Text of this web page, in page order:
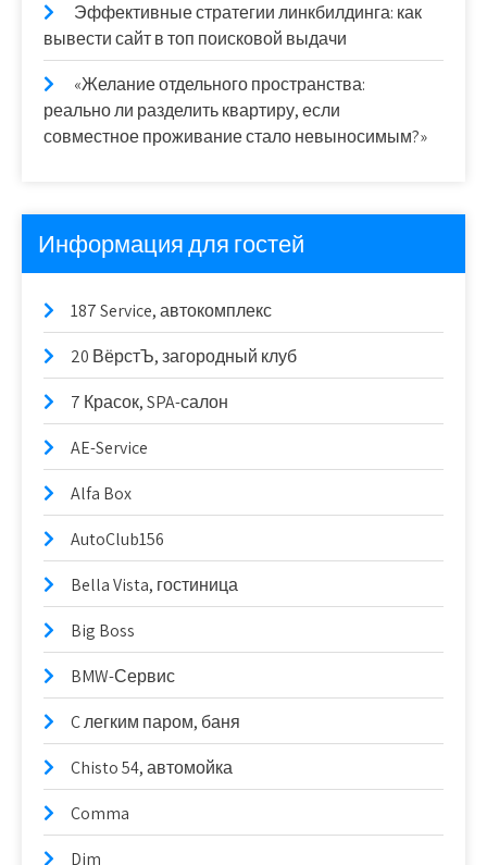
Эффективные стратегии линкбилдинга: как
вывести сайт в топ поисковой выдачи
«Желание отдельного пространства:
реально ли разделить квартиру, если
совместное проживание стало невыносимым?»
Информация для гостей
187 Service, автокомплекс
20 ВёрстЪ, загородный клуб
7 Красок, SPA-салон
AE-Service
Alfa Box
AutoClub156
Bella Vista, гостиница
Big Boss
BMW-Сервис
C легким паром, баня
Chisto 54, автомойка
Comma
Dim